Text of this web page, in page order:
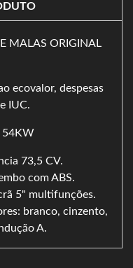
MALAS ORIGINAL
ecovalor, despesas
IUC.
54KW
73,5 CV.
com ABS.
5" multifunções.
branco, cinzento,
A.